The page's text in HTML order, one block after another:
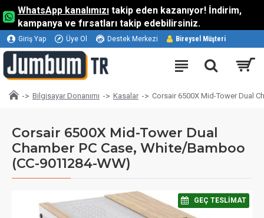
WhatsApp kanalımızı takip eden kazanıyor! İndirim,
kampanya ve fırsatları takip edebilirsiniz.
Giriş Yap Üye Ol Destek Merkezi Bireysel Müşteri
Bilgisayar Donanımı Kasalar Corsair 6500X Mid-Tower Dual
Corsair 6500X Mid-Tower Dual
Chamber PC Case, White/Bamboo
(CC-9011284-WW)
⠀GEÇ TESLIMAT